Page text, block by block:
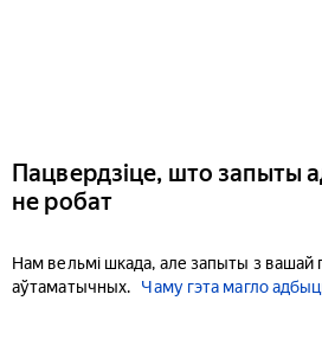
Пацвердзіце, што запыты
не робат
Нам вельмі шкада, але запыты з
аўтаматычных.
Чаму гэта магло